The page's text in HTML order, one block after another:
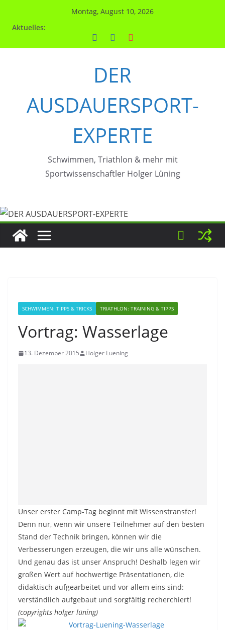
Montag, August 10, 2026
Aktuelles:
DER
AUSDAUERSPORT-
EXPERTE
Schwimmen, Triathlon & mehr mit
Sportwissenschaftler Holger Lüning
SCHWIMMEN: TIPPS & TRICKS TRIATHLON: TRAINING & TIPPS
Vortrag: Wasserlage
13. Dezember 2015 Holger Luening
Unser erster Camp-Tag beginnt mit Wissenstransfer!
Denn nur, wenn wir unsere Teilnehmer auf den besten
Stand der Technik bringen, können wir die
Verbesserungen erzeugen, die wir uns alle wünschen.
Und genau das ist unser Anspruch! Deshalb legen wir
großen Wert auf hochwertige Präsentationen, die
didaktisch aufgearbeitet und vor allem eins sind:
verständlich aufgebaut und sorgfältig recherchiert!
(copyrights holger lüning)